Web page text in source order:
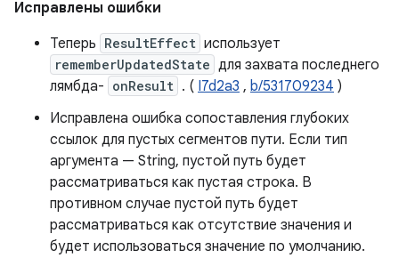
Исправлены ошибки
Теперь ResultEffect использует
rememberUpdatedState для захвата последнего
лямбда- onResult . ( I7d2a3 , b/531709234 )
Исправлена ​​ошибка сопоставления глубоких
ссылок для пустых сегментов пути. Если тип
аргумента — String, пустой путь будет
рассматриваться как пустая строка. В
противном случае пустой путь будет
рассматриваться как отсутствие значения и
будет использоваться значение по умолчанию.